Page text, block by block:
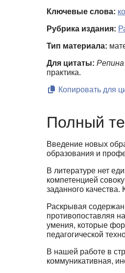
Ключевые слова:
Рубрика издания:
Тип материала:
Для цитаты:
практика.
Копировать для
Полный
Введение новых
образования и
В литературе нет
компетенцией
заданного
Раскрывая
противопоставляя
умения, которые
педагогической
В нашей работе в
коммуникативная,